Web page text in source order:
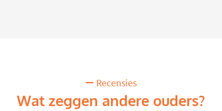
Recensies
Wat zeggen andere ouders?